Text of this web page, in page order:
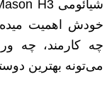
خودش اهمیت
چه کارمند، چه
می‌تونه بهترین